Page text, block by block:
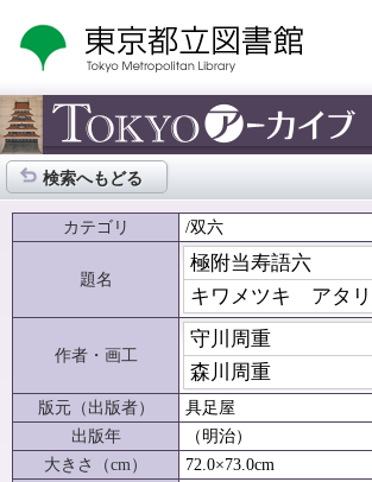
検索へもどる
カテゴリ /双六
題名
極附当寿語六
キワメツキ アタ
作者・画工
守川周重
森川周重
版元（出版者）
具足屋
出版年
（明治）
大きさ（cm）
72.0×73.0cm